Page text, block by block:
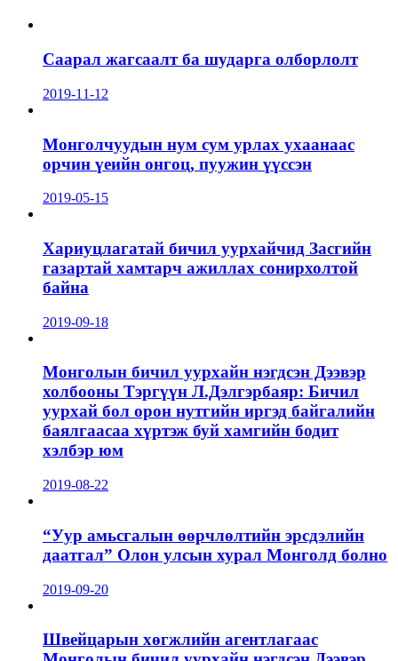
Саарал жагсаалт ба шударга олборлолт
2019-11-12
Монголчуудын нум сум урлах ухаанаас
орчин үеийн онгоц, пуужин үүссэн
2019-05-15
Хариуцлагатай бичил уурхайчид Засгийн
газартай хамтарч ажиллах сонирхолтой
байна
2019-09-18
Монголын бичил уурхайн нэгдсэн Дээвэр
холбооны Тэргүүн Л.Дэлгэрбаяр: Бичил
уурхай бол орон нутгийн иргэд байгалийн
баялгаасаа хүртэж буй хамгийн бодит
хэлбэр юм
2019-08-22
“Уур амьсгалын өөрчлөлтийн эрсдэлийн
даатгал” Олон улсын хурал Монголд болно
2019-09-20
Швейцарын хөгжлийн агентлагаас